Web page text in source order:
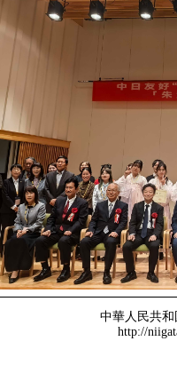
中華人民共
http://